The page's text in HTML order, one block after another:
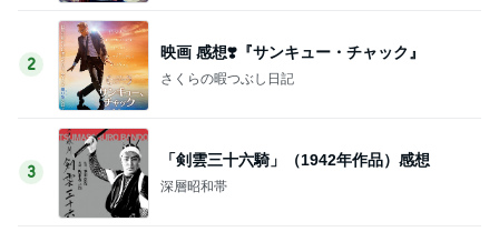
2
映画 感想❣️『サンキュー・チャック』
さくらの暇つぶし日記
3
「剣雲三十六騎」（1942年作品）感想
深層昭和帯